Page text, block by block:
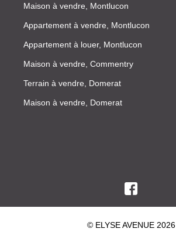
Maison à vendre, Montlucon
Appartement à vendre, Montlucon
Appartement à louer, Montlucon
Maison à vendre, Commentry
Terrain à vendre, Domerat
Maison à vendre, Domerat
© ELYSE AVENUE 2026